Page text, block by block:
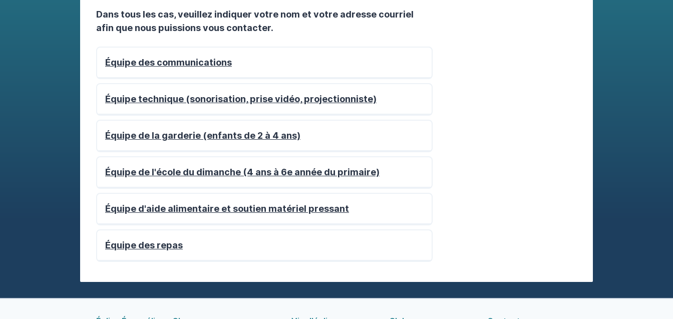
Dans tous les cas, veuillez indiquer votre nom et votre adresse courriel
afin que nous puissions vous contacter.
Équipe des communications
Équipe technique (sonorisation, prise vidéo, projectionniste)
Équipe de la garderie (enfants de 2 à 4 ans)
Équipe de l'école du dimanche (4 ans à 6e année du primaire)
Équipe d'aide alimentaire et soutien matériel pressant
Équipe des repas
Qu'est-ce qui vous branche?
Annuler